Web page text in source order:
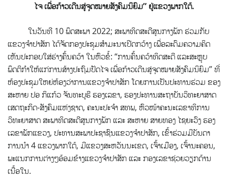
ໄຈ ເພື່ອກ້າວເດີນສູ່ຈຸດໝາຍສັງຄົມນິຍົມ” ຢູ່ແຂວງພາກໃຕ້.
ໃນວັນທີ 10 ພຶດສະພາ 2022; ສະພາທິດສະດີສູນກາງພັກ ຮ່ວມກັບ
ແຂວງຈຳປາສັກ ໄດ້ຈັດກອງປະຊຸມສໍາມະນາເປີດກວ້າງ ​ເພື່ອ​ລະດົມຄວາມຄິດ
ເຫັນປະກອບໃສ່ຮ່າງຄົ້ນຄວ້າ ໃນຫົວຂໍ້: “ການຄົ້ນຄວ້າທິດສະດີ ແລະສະຫຼຸບ
ພຶດຕິກຳໃຫ້ແກ່ການສ້າງປະຖົມປັດໄຈ ເພື່ອກ້າວເດີນສູ່ຈຸດໝາຍສັງຄົມນິຍົມ” ທີ່
ຫ້ອງປະຊຸມໃຫຍ່ຫ້ອງວ່າການແຂວງຈຳປາສັກ ໂດຍການເປັນປະທານຮ່ວມ ຂອງ
ສະຫາຍ ປອ ກິແກ້ວ ຈັນທະບູຣີ ຮອງເລຂາ, ຮອງປະທານສະຖາບັນວິທະຍາສາດ
ເສດຖະກິດ-ສັງຄົມແຫ່ງຊາດ, ຄະນະປະຈຳ ສທພ, ຫົວໜ້າຄະນະເລຂາທິການ
ວິທະຍາສາດ ສະພາທິດສະດີສູນກາງພັກ ແລະ ສະຫາຍ ສາຍທອງ ໄຊຍະວົງ ຮອງ
ເລຂາພັກແຂວງ, ປະທານສະພາປະຊາຊົນແຂວງຈຳປາສັກ, ເຂົ້າຮ່ວມມີບັນດາ
ການນຳ 4 ແຂວງພາກໃຕ້, ມີແຂວງສະຫວັນນະເຂດ, ເຈົ້າເມືອງ, ເຈົ້ານະຄອນ,
ພະແນກການຕ່າງໆອ້ອມຂ້າງແຂວງຈຳປາສັກ ແລະ ກອງ​ເລ​ຂາຊ່ວຍວຽກດ້ານ
ເນື້ອໃນ​.